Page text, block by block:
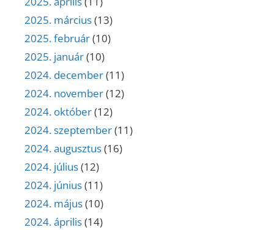
2025. március(13)
2025. február(10)
2025. január(10)
2024. december(11)
2024. november(12)
2024. október(12)
2024. szeptember(11)
2024. augusztus(16)
2024. július(12)
2024. június(11)
2024. május(10)
2024. április(14)